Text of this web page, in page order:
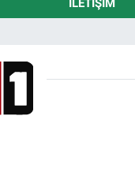
İLETIŞIM